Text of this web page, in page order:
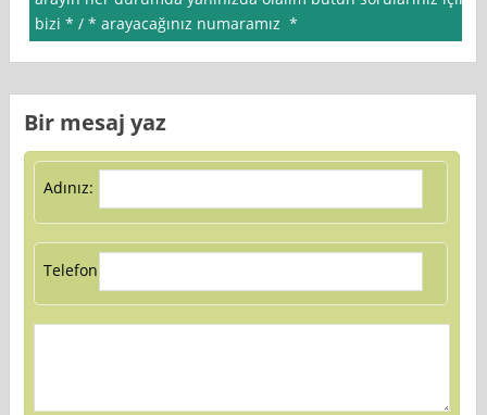
bizi * / * arayacağınız numaramız *
Bir mesaj yaz
Adınız:
Telefon: